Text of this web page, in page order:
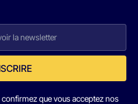
que vous acceptez nos